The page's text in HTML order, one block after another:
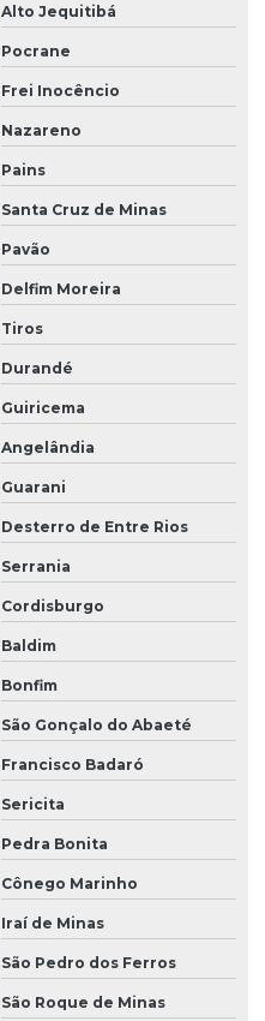
Alto Jequitibá
Pocrane
Frei Inocêncio
Nazareno
Pains
Santa Cruz de Minas
Pavão
Delfim Moreira
Tiros
Durandé
Guiricema
Angelândia
Guarani
Desterro de Entre Rios
Serrania
Cordisburgo
Baldim
Bonfim
São Gonçalo do Abaeté
Francisco Badaró
Sericita
Pedra Bonita
Cônego Marinho
Iraí de Minas
São Pedro dos Ferros
São Roque de Minas